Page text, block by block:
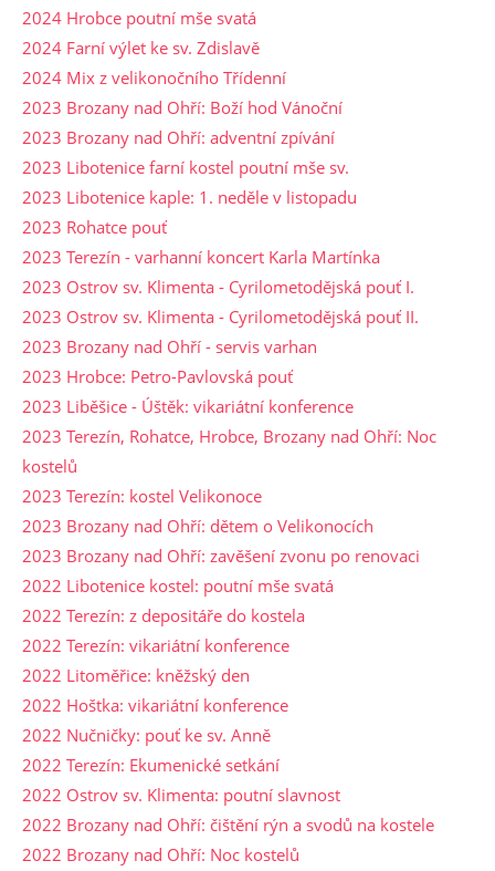
2024 Hrobce poutní mše svatá
2024 Farní výlet ke sv. Zdislavě
2024 Mix z velikonočního Třídenní
2023 Brozany nad Ohří: Boží hod Vánoční
2023 Brozany nad Ohří: adventní zpívání
2023 Libotenice farní kostel poutní mše sv.
2023 Libotenice kaple: 1. neděle v listopadu
2023 Rohatce pouť
2023 Terezín - varhanní koncert Karla Martínka
2023 Ostrov sv. Klimenta - Cyrilometodějská pouť I.
2023 Ostrov sv. Klimenta - Cyrilometodějská pouť II.
2023 Brozany nad Ohří - servis varhan
2023 Hrobce: Petro-Pavlovská pouť
2023 Liběšice - Úštěk: vikariátní konference
2023 Terezín, Rohatce, Hrobce, Brozany nad Ohří: Noc
kostelů
2023 Terezín: kostel Velikonoce
2023 Brozany nad Ohří: dětem o Velikonocích
2023 Brozany nad Ohří: zavěšení zvonu po renovaci
2022 Libotenice kostel: poutní mše svatá
2022 Terezín: z depositáře do kostela
2022 Terezín: vikariátní konference
2022 Litoměřice: kněžský den
2022 Hoštka: vikariátní konference
2022 Nučničky: pouť ke sv. Anně
2022 Terezín: Ekumenické setkání
2022 Ostrov sv. Klimenta: poutní slavnost
2022 Brozany nad Ohří: čištění rýn a svodů na kostele
2022 Brozany nad Ohří: Noc kostelů